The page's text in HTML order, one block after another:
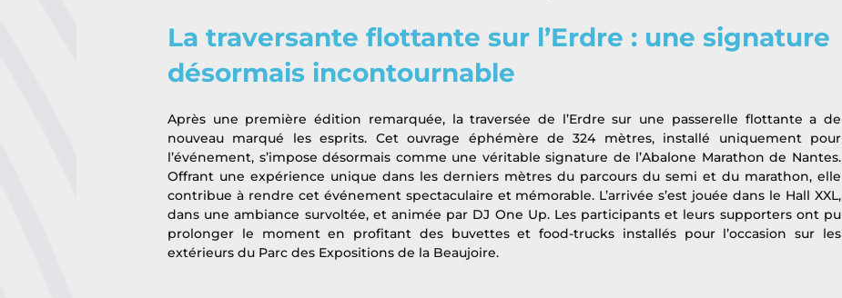
La traversante flottante sur l’Erdre : une signature
désormais incontournable
Après une première édition remarquée, la traversée de l’Erdre sur une passerelle flottante a de
nouveau marqué les esprits. Cet ouvrage éphémère de 324 mètres, installé uniquement pour
l’événement, s’impose désormais comme une véritable signature de l’Abalone Marathon de Nantes.
Offrant une expérience unique dans les derniers mètres du parcours du semi et du marathon, elle
contribue à rendre cet événement spectaculaire et mémorable. L’arrivée s’est jouée dans le Hall XXL,
dans une ambiance survoltée, et animée par DJ One Up. Les participants et leurs supporters ont pu
prolonger le moment en profitant des buvettes et food-trucks installés pour l’occasion sur les
extérieurs du Parc des Expositions de la Beaujoire.